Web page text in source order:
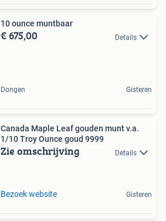
10 ounce muntbaar
€ 675,00 Details
Dongen Gisteren
Canada Maple Leaf gouden munt v.a.
1/10 Troy Ounce goud 9999
Zie omschrijving Details
Bezoek website Gisteren